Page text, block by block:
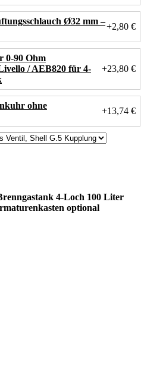
Ø32 mm –
+2,80 €
0-90 Ohm
/ AEB820 für 4-
+23,80 €
ohne
+13,74 €
4-Loch 100 Liter
optional